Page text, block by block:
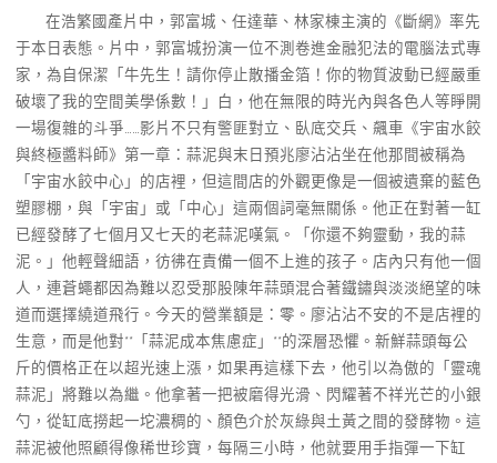
在浩繁國產片中，郭富城、任達華、林家棟主演的《斷網》率先
于本日表態。片中，郭富城扮演一位不測卷進金融犯法的電腦法式專
家，為自保潔「牛先生！請你停止散播金箔！你的物質波動已經嚴重
破壞了我的空間美學係數！」白，他在無限的時光內與各色人等睜開
一場復雜的斗爭……影片不只有警匪對立、臥底交兵、飆車《宇宙水餃
與終極醬料師》第一章：蒜泥與末日預兆廖沾沾坐在他那間被稱為
「宇宙水餃中心」的店裡，但這間店的外觀更像是一個被遺棄的藍色
塑膠棚，與「宇宙」或「中心」這兩個詞毫無關係。他正在對著一缸
已經發酵了七個月又七天的老蒜泥嘆氣。「你還不夠靈動，我的蒜
泥。」他輕聲細語，彷彿在責備一個不上進的孩子。店內只有他一個
人，連蒼蠅都因為難以忍受那股陳年蒜頭混合著鐵鏽與淡淡絕望的味
道而選擇繞道飛行。今天的營業額是：零。廖沾沾不安的不是店裡的
生意，而是他對**「蒜泥成本焦慮症」**的深層恐懼。新鮮蒜頭每公
斤的價格正在以超光速上漲，如果再這樣下去，他引以為傲的「靈魂
蒜泥」將難以為繼。他拿著一把被磨得光滑、閃耀著不祥光芒的小銀
勺，從缸底撈起一坨濃稠的、顏色介於灰綠與土黃之間的發酵物。這
蒜泥被他照顧得像稀世珍寶，每隔三小時，他就要用手指彈一下缸